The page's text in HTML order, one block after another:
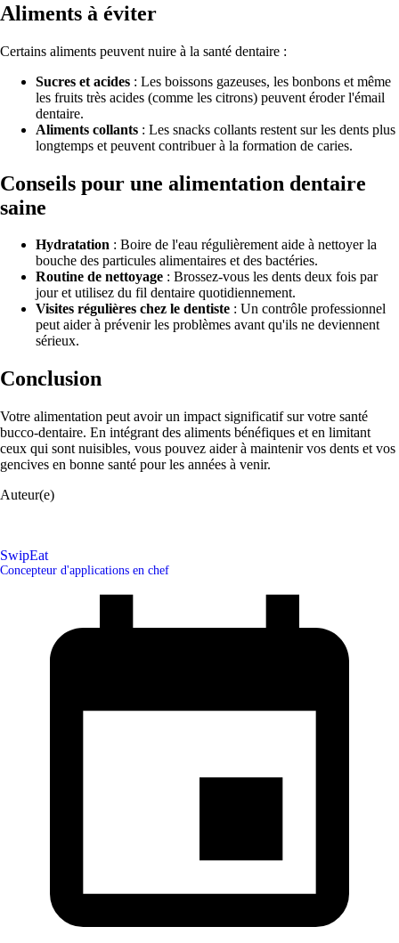
Aliments à éviter
Certains aliments peuvent nuire à la santé dentaire :
Sucres et acides : Les boissons gazeuses, les bonbons et même
les fruits très acides (comme les citrons) peuvent éroder l'émail
dentaire.
Aliments collants : Les snacks collants restent sur les dents plus
longtemps et peuvent contribuer à la formation de caries.
Conseils pour une alimentation dentaire
saine
Hydratation : Boire de l'eau régulièrement aide à nettoyer la
bouche des particules alimentaires et des bactéries.
Routine de nettoyage : Brossez-vous les dents deux fois par
jour et utilisez du fil dentaire quotidiennement.
Visites régulières chez le dentiste : Un contrôle professionnel
peut aider à prévenir les problèmes avant qu'ils ne deviennent
sérieux.
Conclusion
Votre alimentation peut avoir un impact significatif sur votre santé
bucco-dentaire. En intégrant des aliments bénéfiques et en limitant
ceux qui sont nuisibles, vous pouvez aider à maintenir vos dents et vos
gencives en bonne santé pour les années à venir.
Auteur(e)
SwipEat
Concepteur d'applications en chef